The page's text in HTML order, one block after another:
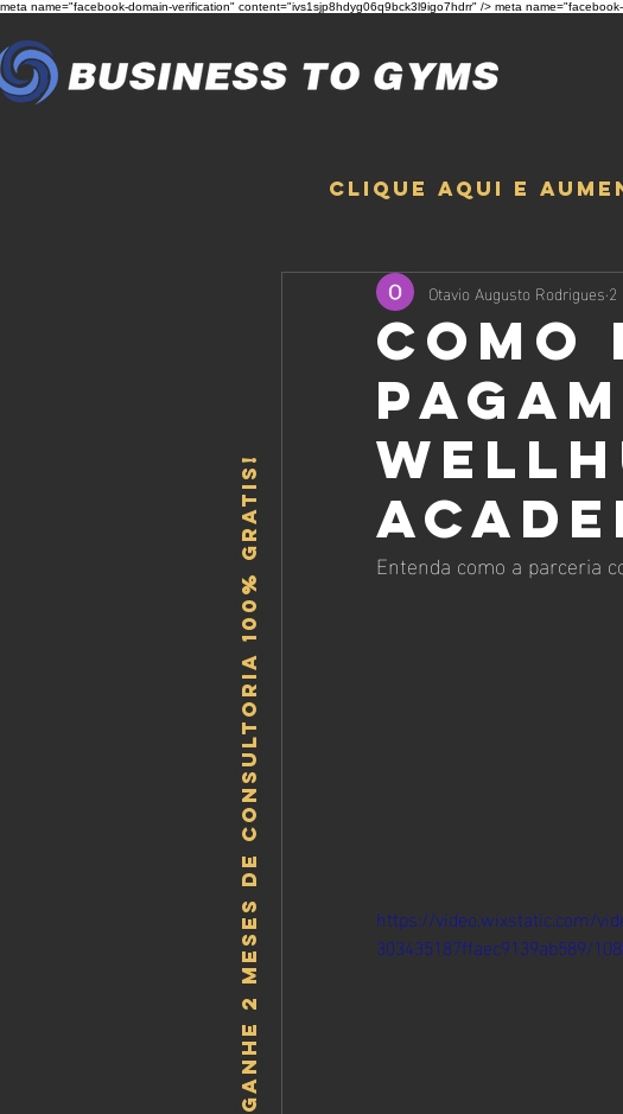
meta name="facebook-domain-verification" content="ivs1sjp8hdyg06q9bck3l9igo7hdrr" /> meta
Como
Otavio Augusto Rodrigues
Entenda como a parceria
https://video.wixstatic.com/
303435187ffaec9139ab589/
Clique aqui e
Ganhe 2 meses de consultoria 100% gratis!